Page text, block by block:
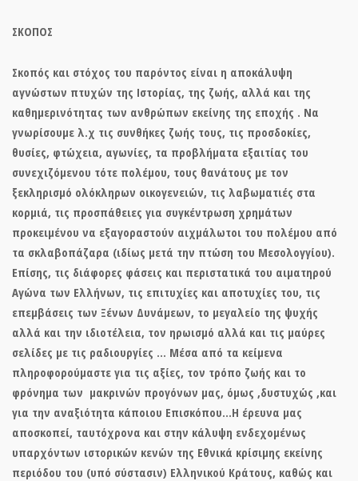
ΣΚΟΠΟΣ
Σκοπός και στόχος του παρόντος είναι η αποκάλυψη
αγνώστων πτυχών της Ιστορίας, της ζωής, αλλά και της
καθημερινότητας των ανθρώπων εκείνης της εποχής . Να
γνωρίσουμε λ.χ τις συνθήκες ζωής τους, τις προσδοκίες,
θυσίες, φτώχεια, αγωνίες, τα προβλήματα εξαιτίας του
συνεχιζόμενου τότε πολέμου, τους θανάτους με τον
ξεκληρισμό ολόκληρων οικογενειών, τις λαβωματιές στα
κορμιά, τις προσπάθειες για συγκέντρωση χρημάτων
προκειμένου να εξαγοραστούν αιχμάλωτοι του πολέμου από
τα σκλαβοπάζαρα (ιδίως μετά την πτώση του Μεσολογγίου).
Επίσης, τις διάφορες φάσεις και περιστατικά του αιματηρού
Αγώνα των Ελλήνων, τις επιτυχίες και αποτυχίες του, τις
επεμβάσεις των Ξένων Δυνάμεων, το μεγαλείο της ψυχής
αλλά και την ιδιοτέλεια, τον ηρωισμό αλλά και τις μαύρες
σελίδες με τις ραδιουργίες … Μέσα από τα κείμενα
πληροφορούμαστε για τις αξίες, τον τρόπο ζωής και το
φρόνημα των μακρινών προγόνων μας, όμως ,δυστυχώς ,και
για την αναξιότητα κάποιου Επισκόπου…Η έρευνα μας
αποσκοπεί, ταυτόχρονα και στην κάλυψη ενδεχομένως
υπαρχόντων ιστορικών κενών της Εθνικά κρίσιμης εκείνης
περιόδου του (υπό σύστασιν) Ελληνικού Κράτους, καθώς και